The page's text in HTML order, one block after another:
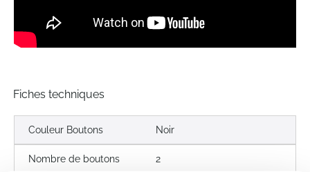
Fiches techniques
Couleur Boutons Noir
Nombre de boutons 2